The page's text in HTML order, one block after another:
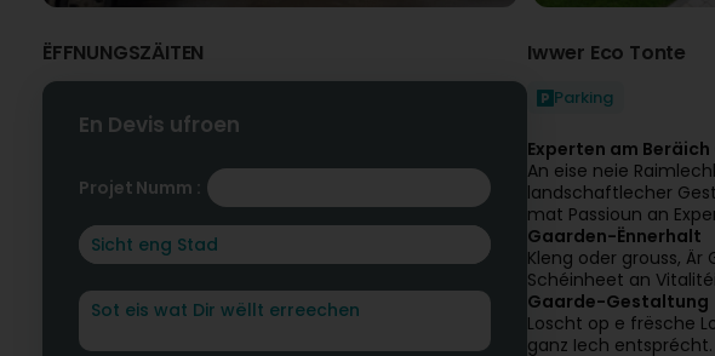
ËFFNUNGSZÄITEN
En Devis ufroen
Projet Numm :
Iwwer Eco Tonte
Parking
Experten am
An eise neie
landschaftlecher
mat Passioun an
Gaarden-Ënnerhalt
Kleng oder grouss,
Schéinheet an
Gaarde-Gestaltung
Loscht op e frësche
ganz Iech entsprécht.